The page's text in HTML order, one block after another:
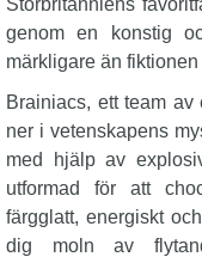
Storbritanniens
genom en konstig
märkligare än fiktionen
Brainiacs, ett team
ner i vetenskapens
med hjälp av
utformad för att
färgglatt, energiskt
dig moln av